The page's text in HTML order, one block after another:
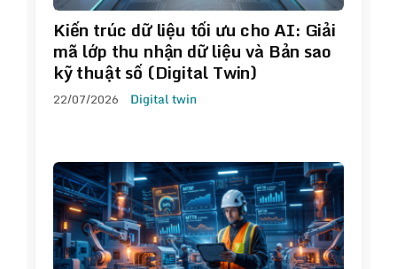
Kiến trúc dữ liệu tối ưu cho AI: Giải
mã lớp thu nhận dữ liệu và Bản sao
kỹ thuật số (Digital Twin)
22/07/2026 Digital twin